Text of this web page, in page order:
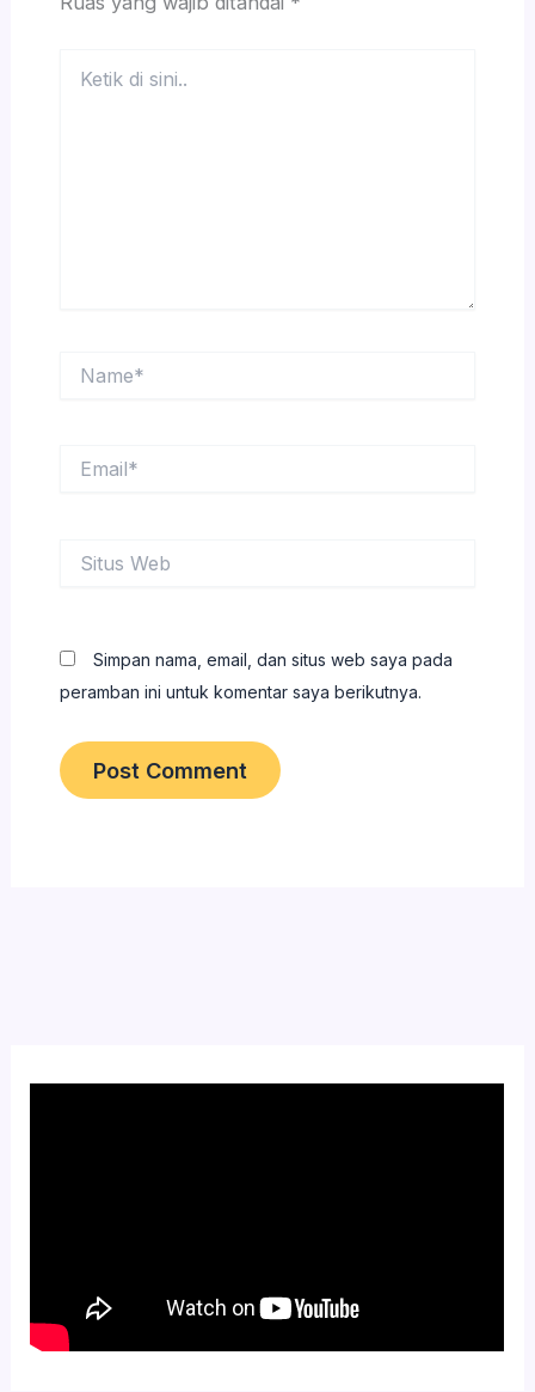
Web
Simpan nama, email, dan situs web saya pada
peramban ini untuk komentar saya berikutnya.